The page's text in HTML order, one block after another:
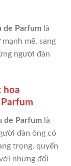
de Parfum là
mẽ, sang
người đàn
hoa
de Parfum là
đàn ông có
trọng, quyến
những đối